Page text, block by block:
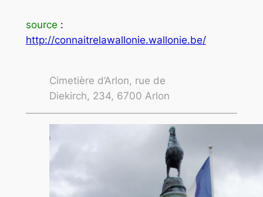
source :
http://connaitrelawallonie.wallonie.be/
Cimetière d’Arlon, rue de
Diekirch, 234, 6700 Arlon